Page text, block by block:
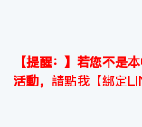
【提醒：】若您不是
活動， 請點我【綁定